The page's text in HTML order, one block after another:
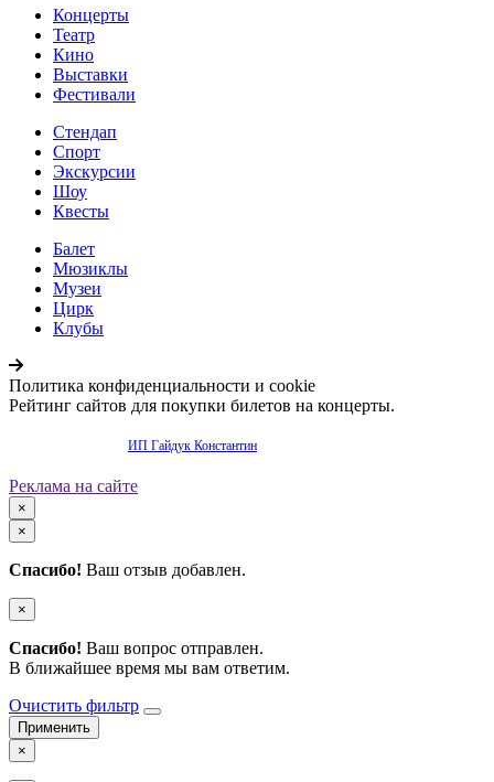
Концерты
Театр
Кино
Выставки
Фестивали
Стендап
Спорт
Экскурсии
Шоу
Квесты
Балет
Мюзиклы
Музеи
Цирк
Клубы
Политика конфиденциальности и cookie
Рейтинг сайтов для покупки билетов на концерты.
ИП Гайдук Константин
Реклама на сайте
×
×
Спасибо! Ваш отзыв добавлен.
×
Спасибо! Ваш вопрос отправлен.
В ближайшее время мы вам ответим.
Очистить фильтр
×